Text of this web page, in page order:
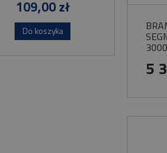
109,00 zł
Do koszyka
5